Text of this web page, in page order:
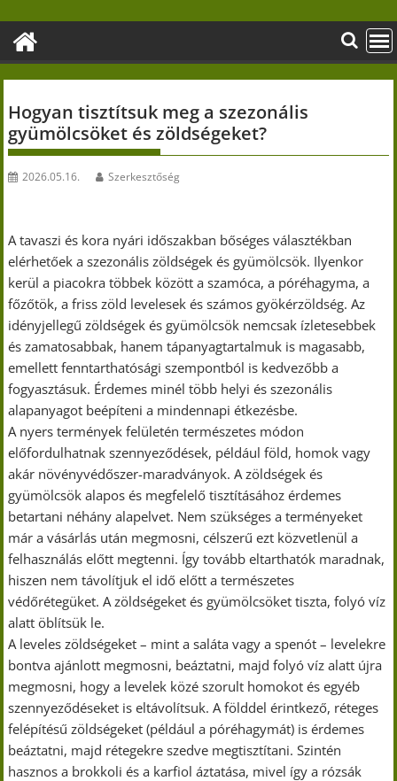
content
Hogyan tisztítsuk meg a szezonális
gyümölcsöket és zöldségeket?
2026.05.16. Szerkesztőség
A tavaszi és kora nyári időszakban bőséges választékban
elérhetőek a szezonális zöldségek és gyümölcsök. Ilyenkor
kerül a piacokra többek között a szamóca, a póréhagyma, a
főzőtök, a friss zöld levelesek és számos gyökérzöldség. Az
idényjellegű zöldségek és gyümölcsök nemcsak ízletesebbek
és zamatosabbak, hanem tápanyagtartalmuk is magasabb,
emellett fenntarthatósági szempontból is kedvezőbb a
fogyasztásuk. Érdemes minél több helyi és szezonális
alapanyagot beépíteni a mindennapi étkezésbe.
A nyers termények felületén természetes módon
előfordulhatnak szennyeződések, például föld, homok vagy
akár növényvédőszer-maradványok. A zöldségek és
gyümölcsök alapos és megfelelő tisztításához érdemes
betartani néhány alapelvet. Nem szükséges a terményeket
már a vásárlás után megmosni, célszerű ezt közvetlenül a
felhasználás előtt megtenni. Így tovább eltarthatók maradnak,
hiszen nem távolítjuk el idő előtt a természetes
védőrétegüket. A zöldségeket és gyümölcsöket tiszta, folyó víz
alatt öblítsük le.
A leveles zöldségeket – mint a saláta vagy a spenót – levelekre
bontva ajánlott megmosni, beáztatni, majd folyó víz alatt újra
megmosni, hogy a levelek közé szorult homokot és egyéb
szennyeződéseket is eltávolítsuk. A földdel érintkező, réteges
felépítésű zöldségeket (például a póréhagymát) is érdemes
beáztatni, majd rétegekre szedve megtisztítani. Szintén
hasznos a brokkoli és a karfiol áztatása, mivel így a rózsák